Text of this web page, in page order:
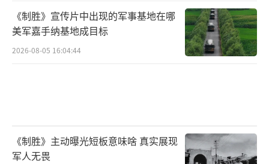
《制胜》宣传片中出现的军事基地在哪
美军嘉手纳基地成目标
2026-08-05 16:04:44
《制胜》主动曝光短板意味啥 真实展现
军人无畏